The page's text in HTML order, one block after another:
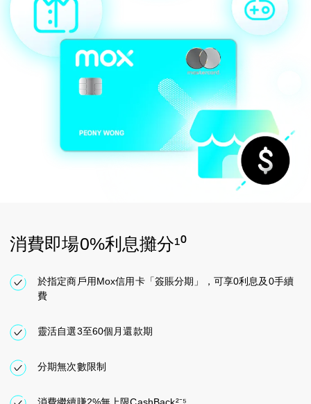
消費即場0%利息攤分¹⁰
於指定商戶用Mox信用卡「簽賬分期」，可享0利息及0手續
費
靈活自選3至60個月還款期
分期無次數限制
消費繼續賺2%無上限CashBack²⁻⁵